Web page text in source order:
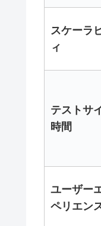
スケーラ
ィ
テストサ
時間
ユーザー
ペリエン